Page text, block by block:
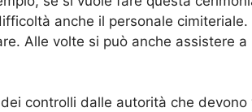
anche il personale
Alle volte si può anche assistere
controlli dalle autorità che